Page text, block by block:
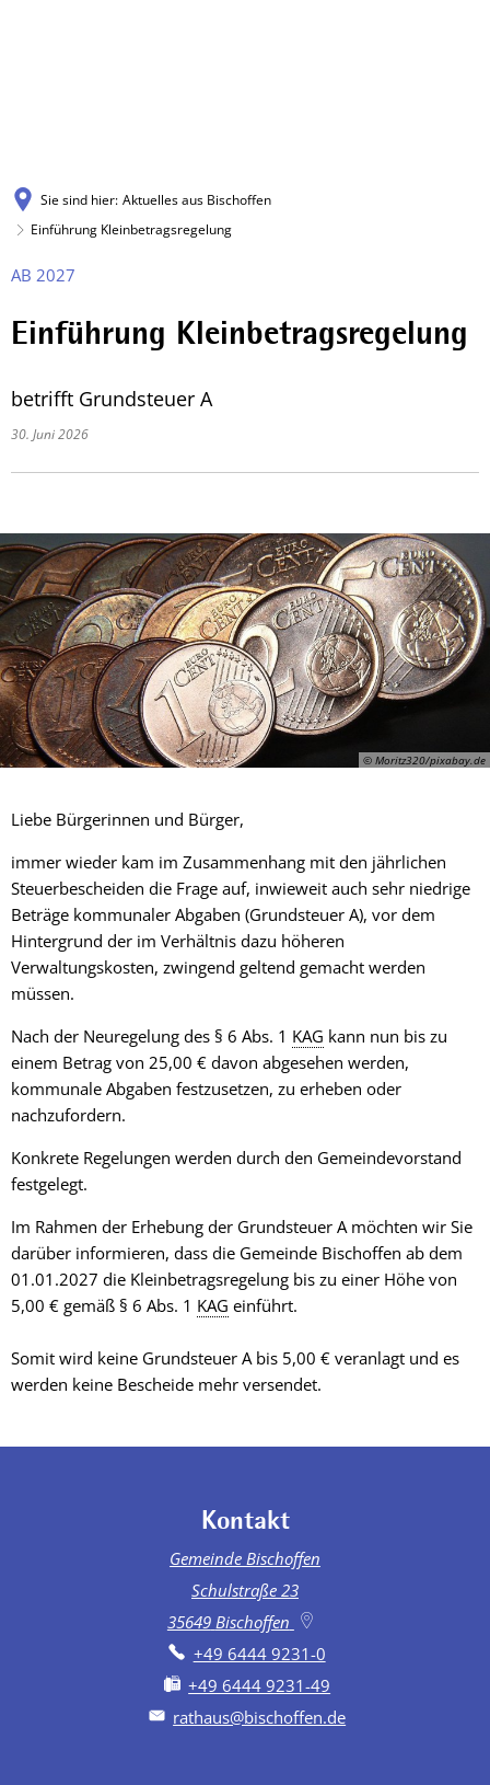
Sie sind hier: Aktuelles aus Bischoffen
Einführung Kleinbetragsregelung
AB 2027
Einführung Kleinbetragsregelung
betrifft Grundsteuer A
30. Juni 2026
© Moritz320/pixabay.de
Liebe Bürgerinnen und Bürger,
immer wieder kam im Zusammenhang mit den jährlichen
Steuerbescheiden die Frage auf, inwieweit auch sehr niedrige
Beträge kommunaler Abgaben (Grundsteuer A), vor dem
Hintergrund der im Verhältnis dazu höheren
Verwaltungskosten, zwingend geltend gemacht werden
müssen.
Nach der Neuregelung des § 6 Abs. 1 KAG kann nun bis zu
einem Betrag von 25,00 € davon abgesehen werden,
kommunale Abgaben festzusetzen, zu erheben oder
nachzufordern.
Konkrete Regelungen werden durch den Gemeindevorstand
festgelegt.
Im Rahmen der Erhebung der Grundsteuer A möchten wir Sie
darüber informieren, dass die Gemeinde Bischoffen ab dem
01.01.2027 die Kleinbetragsregelung bis zu einer Höhe von
5,00 € gemäß § 6 Abs. 1 KAG einführt.
Somit wird keine Grundsteuer A bis 5,00 € veranlagt und es
werden keine Bescheide mehr versendet.
Kontakt
Gemeinde Bischoffen
Schulstraße 23
35649 Bischoffen
+49 6444 9231-0
+49 6444 9231-49
rathaus@bischoffen.de